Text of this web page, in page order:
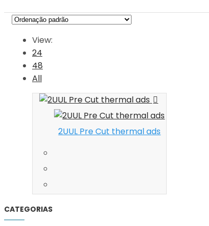
View:
24
48
All
2UUL Pre Cut thermal ads
CATEGORIAS